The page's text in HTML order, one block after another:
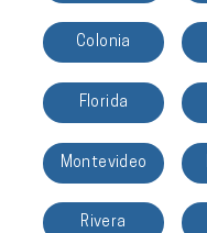
Colonia
Florida
Montevideo
Rivera